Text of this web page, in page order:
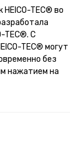
TEC® во
TEC®. С
TEC® могут
без
нажатием на